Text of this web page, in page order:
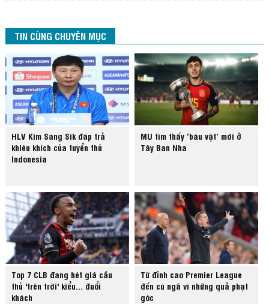
TIN CÙNG CHUYÊN MỤC
HLV Kim Sang Sik đáp trả
khiêu khích của tuyển thủ
Indonesia
MU tìm thấy ‘báu vật’ mới ở
Tây Ban Nha
Top 7 CLB đang hét giá cầu
thủ 'trên trời' kiểu... đuổi
khách
Từ đỉnh cao Premier League
đến cú ngã vì những quả phạt
góc